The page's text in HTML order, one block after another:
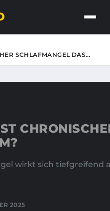
SCHLAFMANGEL DAS…
wirkt sich tiefgreifend
2025